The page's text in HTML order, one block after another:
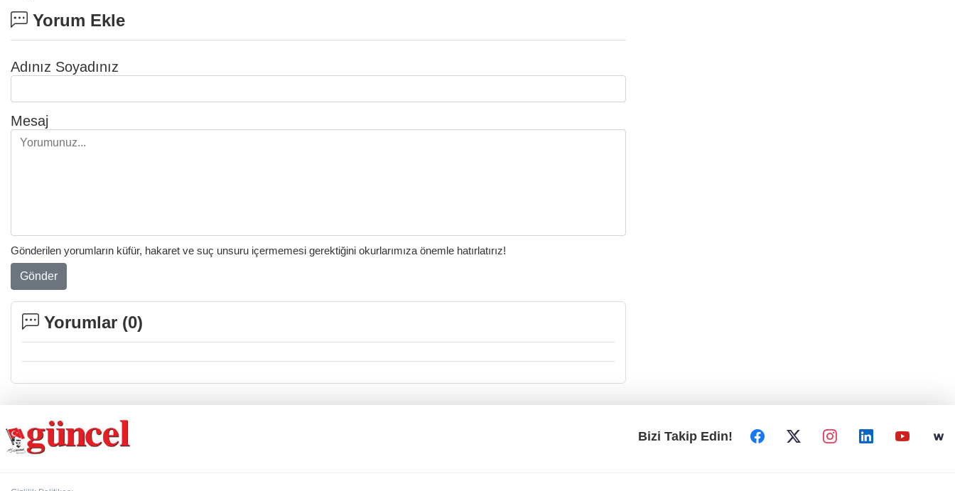
Yorum Ekle
Adınız Soyadınız
Mesaj
Gönderilen yorumların küfür, hakaret ve suç unsuru içermemesi gerektiğini okurlarımıza önemle hatırlatırız!
Gönder
Yorumlar (0)
Bizi Takip Edin!